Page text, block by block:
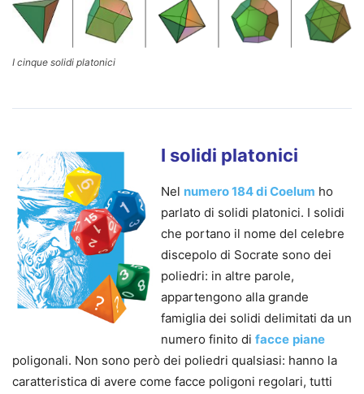
I cinque solidi platonici
I solidi platonici
Nel numero 184 di Coelum ho
parlato di solidi platonici. I solidi
che portano il nome del celebre
discepolo di Socrate sono dei
poliedri: in altre parole,
appartengono alla grande
famiglia dei solidi delimitati da un
numero finito di facce piane
poligonali. Non sono però dei poliedri qualsiasi: hanno la
caratteristica di avere come facce poligoni regolari, tutti